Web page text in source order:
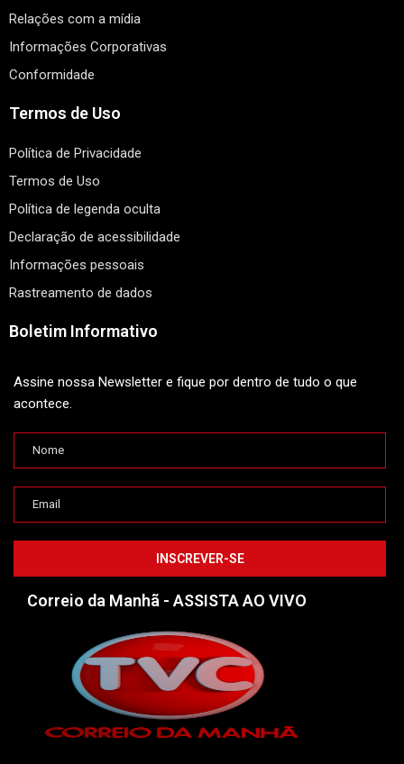
Relações com a mídia
Informações Corporativas
Conformidade
Termos de Uso
Política de Privacidade
Termos de Uso
Política de legenda oculta
Declaração de acessibilidade
Informações pessoais
Rastreamento de dados
Boletim Informativo
Assine nossa Newsletter e fique por dentro de tudo o que
acontece.
Correio da Manhã - ASSISTA AO VIVO